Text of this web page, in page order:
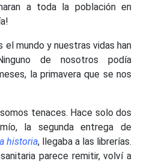
a toda la población en
mundo y nuestras vidas han
de nosotros podía
la primavera que se nos
tenaces. Hace solo dos
la segunda entrega de
historia, llegaba a las librerías.
parece remitir, volví a